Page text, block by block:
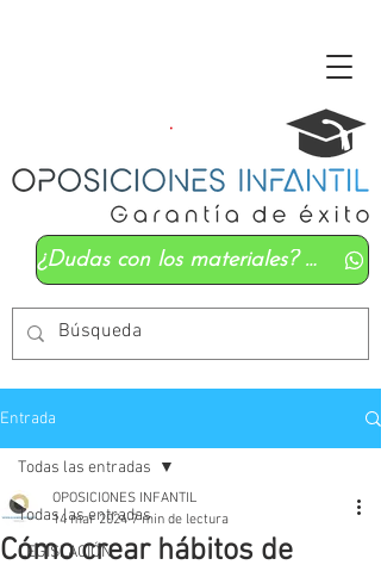
¿Dudas con los materiales? Mándanos un whatsapp
Entrada
Todas las entradas
LEGISLACIÓN
Todas las entradas
Cómo crear hábitos de
OPOSICIONES INFANTIL
14 mar 2024 7 min de lectura